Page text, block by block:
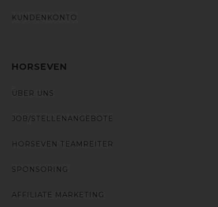
KUNDENKONTO
HORSEVEN
ÜBER UNS
JOB/STELLENANGEBOTE
HORSEVEN TEAMREITER
SPONSORING
AFFILIATE MARKETING